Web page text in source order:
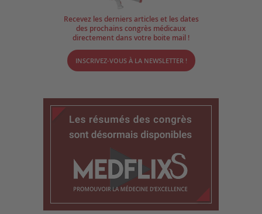
Recevez les derniers articles et les dates
des prochains congrès médicaux
directement dans votre boite mail !
INSCRIVEZ-VOUS À LA NEWSLETTER !